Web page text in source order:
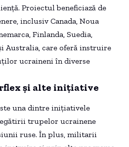
Proiectul beneficiază de
inclusiv Canada, Noua
Finlanda, Suedia,
Australia, care oferă instruire
ucraineni în diverse
și alte inițiative
una dintre inițiativele
trupelor ucrainene
ruse. În plus, militarii